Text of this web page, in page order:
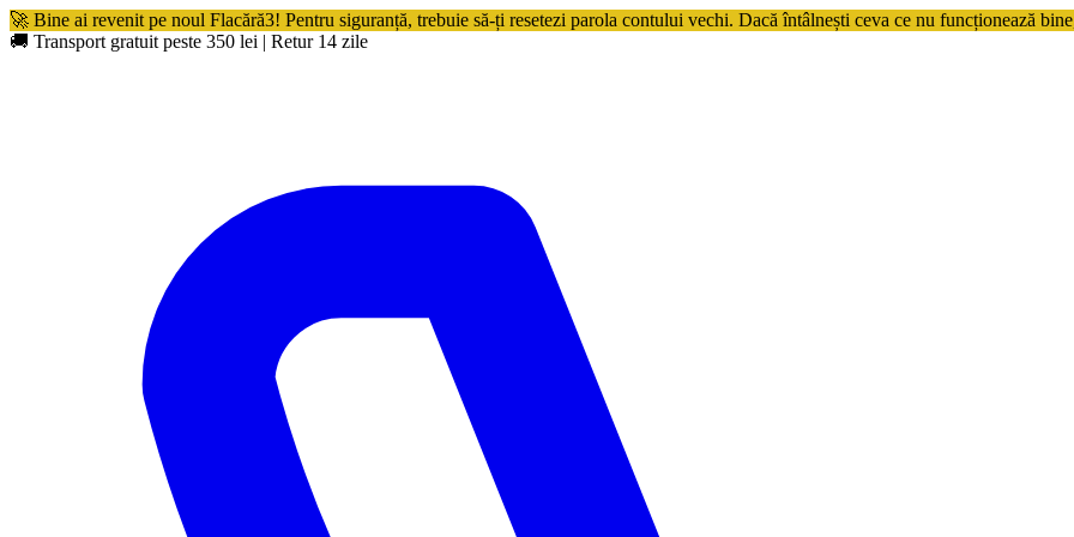
🚀 Bine ai revenit pe noul Flacără3! Pentru siguranță, trebuie să-ți resetezi parola contului vechi. Dacă întâlnești ceva ce nu funcționează
🚚 Transport gratuit peste 350 lei | Retur 14 zile